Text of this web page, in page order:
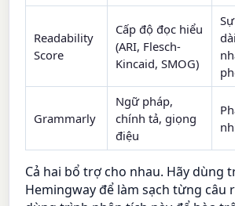
Readability
Score
Cấp độ đọc hiểu
(ARI, Flesch-
Kincaid, SMOG)
Grammarly
Ngữ pháp,
chính tả, giọng
điệu
Cả hai bổ trợ cho nhau. Hãy dùng
Hemingway để làm sạch từng câu